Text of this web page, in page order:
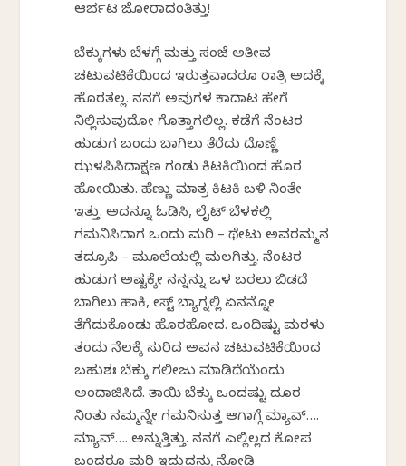
ಆರ್ಭಟ ಜೋರಾದಂತಿತ್ತು!
ಬೆಕ್ಕುಗಳು ಬೆಳಗ್ಗೆ ಮತ್ತು ಸಂಜೆ ಅತೀವ
ಚಟುವಟಿಕೆಯಿಂದ ಇರುತ್ತವಾದರೂ ರಾತ್ರಿ ಅದಕ್ಕೆ
ಹೊರತಲ್ಲ. ನನಗೆ ಅವುಗಳ ಕಾದಾಟ ಹೇಗೆ
ನಿಲ್ಲಿಸುವುದೋ ಗೊತ್ತಾಗಲಿಲ್ಲ. ಕಡೆಗೆ ನೆಂಟರ
ಹುಡುಗ ಬಂದು ಬಾಗಿಲು ತೆರೆದು ದೊಣ್ಣೆ
ಝಳಪಿಸಿದಾಕ್ಷಣ ಗಂಡು ಕಿಟಕಿಯಿಂದ ಹೊರ
ಹೋಯಿತು. ಹೆಣ್ಣು ಮಾತ್ರ ಕಿಟಕಿ ಬಳಿ ನಿಂತೇ
ಇತ್ತು. ಅದನ್ನೂ ಓಡಿಸಿ, ಲೈಟ್ ಬೆಳಕಲ್ಲಿ
ಗಮನಿಸಿದಾಗ ಒಂದು ಮರಿ – ಥೇಟು ಅವರಮ್ಮನ
ತದ್ರೂಪಿ – ಮೂಲೆಯಲ್ಲಿ ಮಲಗಿತ್ತು. ನೆಂಟರ
ಹುಡುಗ ಅಷ್ಟಕ್ಕೇ ನನ್ನನ್ನು ಒಳ ಬರಲು ಬಿಡದೆ
ಬಾಗಿಲು ಹಾಕಿ, ವೇಸ್ಟ್ ಬ್ಯಾಗ್ನಲ್ಲಿ ಏನನ್ನೋ
ತೆಗೆದುಕೊಂಡು ಹೊರಹೋದ. ಒಂದಿಷ್ಟು ಮರಳು
ತಂದು ನೆಲಕ್ಕೆ ಸುರಿದ ಅವನ ಚಟುವಟಿಕೆಯಿಂದ
ಬಹುಶಃ ಬೆಕ್ಕು ಗಲೀಜು ಮಾಡಿದೆಯೆಂದು
ಅಂದಾಜಿಸಿದೆ. ತಾಯಿ ಬೆಕ್ಕು ಒಂದಷ್ಟು ದೂರ
ನಿಂತು ನಮ್ಮನ್ನೇ ಗಮನಿಸುತ್ತ ಆಗಾಗ್ಗೆ ಮ್ಯಾವ್….
ಮ್ಯಾವ್…. ಅನ್ನುತ್ತಿತ್ತು. ನನಗೆ ಎಲ್ಲಿಲ್ಲದ ಕೋಪ